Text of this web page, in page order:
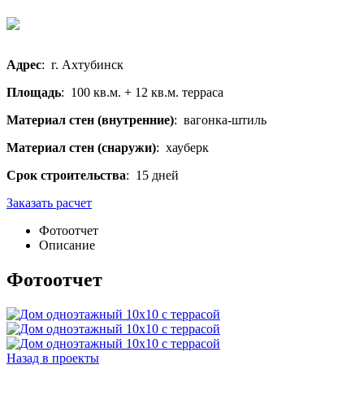
Адрес: г. Ахтубинск
Площадь: 100 кв.м. + 12 кв.м. терраса
Материал стен (внутренние): вагонка-штиль
Материал стен (снаружи): хауберк
Срок строительства: 15 дней
Заказать расчет
Фотоотчет
Описание
Фотоотчет
Назад в проекты